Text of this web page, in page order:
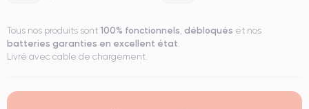
Tous nos produits sont 100% fonctionnels, débloqués et nos
batteries garanties en excellent état.
Livré avec cable de chargement.